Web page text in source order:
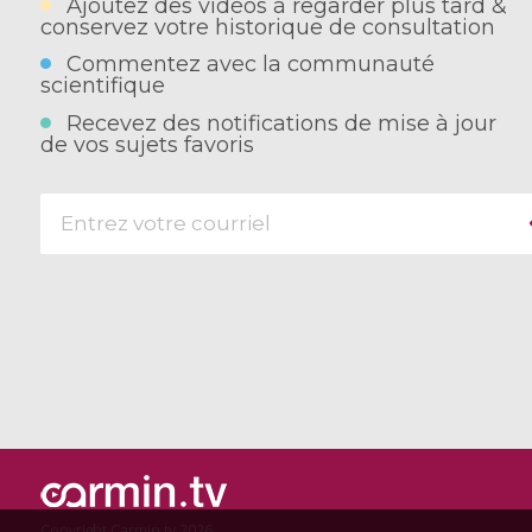
Ajoutez des vidéos à regarder plus tard &
conservez votre historique de consultation
Commentez avec la communauté
scientifique
Recevez des notifications de mise à jour
de vos sujets favoris